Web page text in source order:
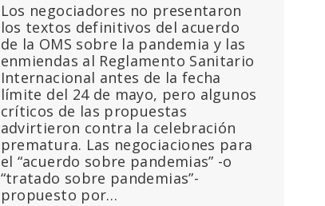
Los negociadores no presentaron
los textos definitivos del acuerdo
de la OMS sobre la pandemia y las
enmiendas al Reglamento Sanitario
Internacional antes de la fecha
límite del 24 de mayo, pero algunos
críticos de las propuestas
advirtieron contra la celebración
prematura. Las negociaciones para
el “acuerdo sobre pandemias” -o
“tratado sobre pandemias”-
propuesto por…